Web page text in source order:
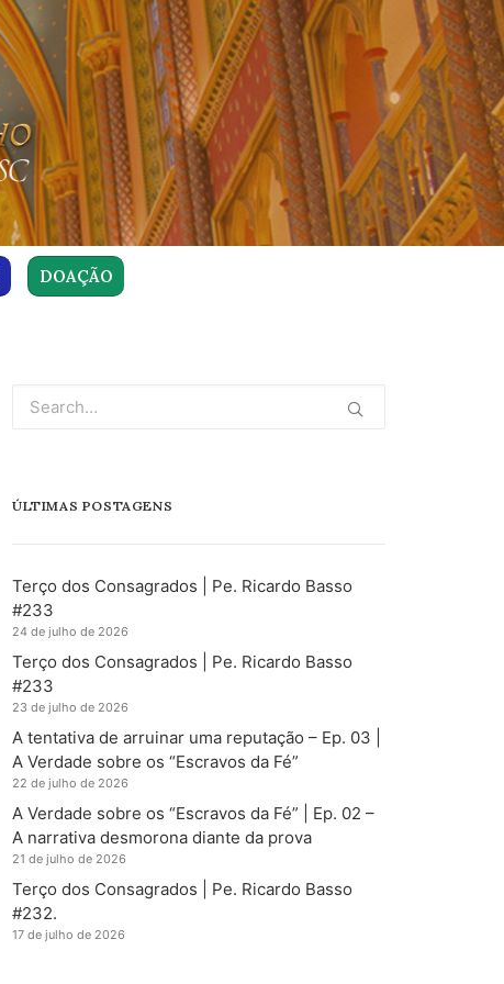
DOAÇÃO
ÚLTIMAS POSTAGENS
Terço dos Consagrados | Pe. Ricardo Basso
#233
24 de julho de 2026
Terço dos Consagrados | Pe. Ricardo Basso
#233
23 de julho de 2026
A tentativa de arruinar uma reputação – Ep. 03 |
A Verdade sobre os “Escravos da Fé”
22 de julho de 2026
A Verdade sobre os “Escravos da Fé” | Ep. 02 –
A narrativa desmorona diante da prova
21 de julho de 2026
Terço dos Consagrados | Pe. Ricardo Basso
#232.
17 de julho de 2026